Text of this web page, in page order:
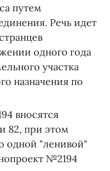
путем
Речь идет
одного года
участка
назначения по
вносятся
82, при этом
одной "ленивой"
№2194